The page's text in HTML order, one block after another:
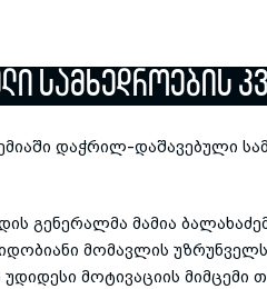
ᲡᲐᲛᲮᲔᲓᲠᲝᲔᲑᲘᲡ
დაჭრილ-დაშავებული
გენერალმა მამია
მომავლის
უდიდესი მოტივაციის